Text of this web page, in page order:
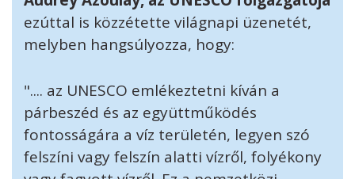
ezúttal is közzétette világnapi üzenetét,
melyben hangsúlyozza, hogy:
".... az UNESCO emlékeztetni kíván a
párbeszéd és az együttműködés
fontosságára a víz területén, legyen szó
felszíni vagy felszín alatti vízről, folyékony